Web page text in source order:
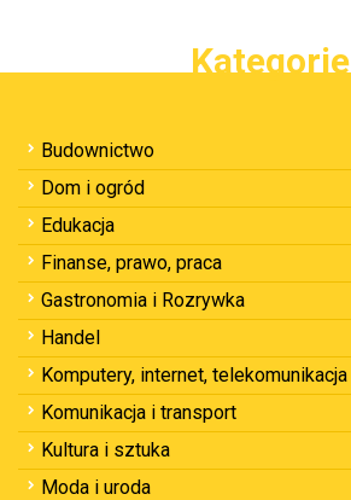
Kategorie
Budownictwo
Dom i ogród
Edukacja
Finanse, prawo, praca
Gastronomia i Rozrywka
Handel
Komputery, internet, telekomunikacja
Komunikacja i transport
Kultura i sztuka
Moda i uroda